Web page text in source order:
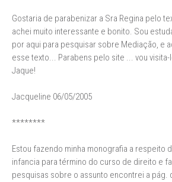
Gostaria de parabenizar a Sra Regina pelo
achei muito interessante e bonito. Sou
por aqui para pesquisar sobre Mediação, e
esse texto... Parabens pelo site ... vou
Jaque!
Jacqueline 06/05/2005
********
Estou fazendo minha monografia a respeito
infancia para término do curso de direito e
pesquisas sobre o assunto encontrei a pág.